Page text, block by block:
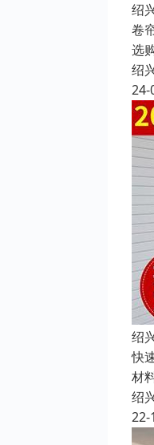
绍
卷
选
绍
24-
绍
快
材
绍
22-